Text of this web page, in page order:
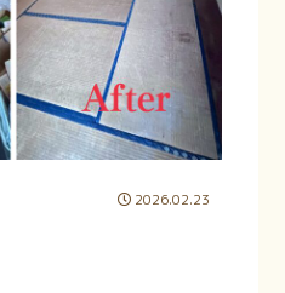
2026.02.23